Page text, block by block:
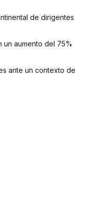
de dirigentes
un aumento del 75%
ante un contexto de